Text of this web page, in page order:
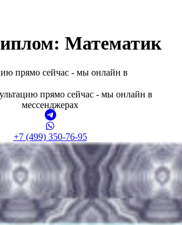
Математик
прямо сейчас - мы онлайн в
прямо сейчас - мы онлайн в
мессенджерах
+7 (499) 350-76-95